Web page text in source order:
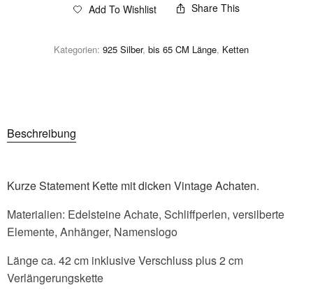
Add To Wishlist Share This
Kategorien: 925 Silber, bis 65 CM Länge, Ketten
Beschreibung
Kurze Statement Kette mit dicken Vintage Achaten.
Materialien: Edelsteine Achate, Schliffperlen, versilberte
Elemente, Anhänger, Namenslogo
Länge ca. 42 cm inklusive Verschluss plus 2 cm
Verlängerungskette